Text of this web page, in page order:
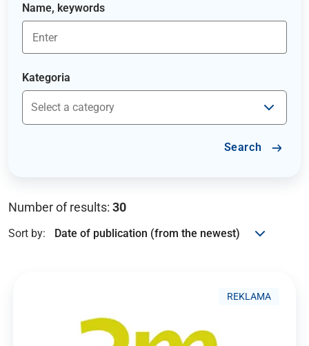
Name, keywords
Kategoria
Search
Number of results: 30
Sort by:
REKLAMA